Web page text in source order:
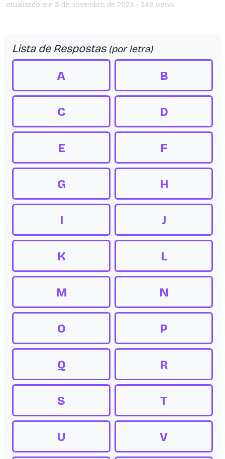
atualizado em 3 de novembro de 2023 • 349 views
Lista de Respostas (por letra)
A B
C D
E F
G H
I J
K L
M N
O P
Q R
S T
U V